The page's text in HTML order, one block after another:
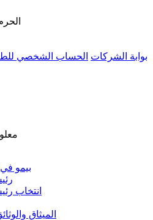
بوابة الشركات الحساب الشخصي
بيمو
انتخاب
الميثاق